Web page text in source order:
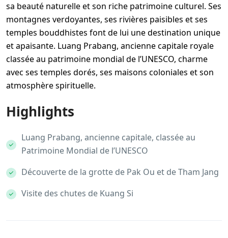
sa beauté naturelle et son riche patrimoine culturel. Ses
montagnes verdoyantes, ses rivières paisibles et ses
temples bouddhistes font de lui une destination unique
et apaisante. Luang Prabang, ancienne capitale royale
classée au patrimoine mondial de l’UNESCO, charme
avec ses temples dorés, ses maisons coloniales et son
atmosphère spirituelle.
Highlights
Luang Prabang, ancienne capitale, classée au
Patrimoine Mondial de l’UNESCO
Découverte de la grotte de Pak Ou et de Tham Jang
Visite des chutes de Kuang Si